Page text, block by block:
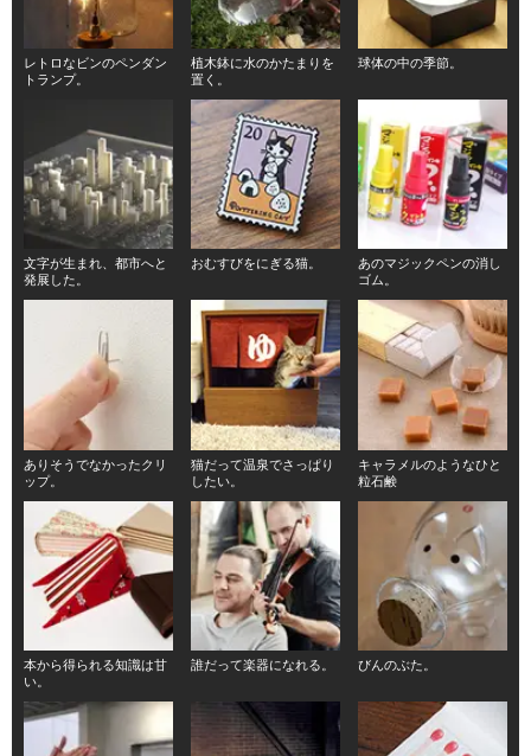
レトロなビンのペンダン
トランプ。
植木鉢に水のかたまりを
置く。
球体の中の季節。
文字が生まれ、都市へと
発展した。
おむすびをにぎる猫。
あのマジックペンの消し
ゴム。
ありそうでなかったクリ
ップ。
猫だって温泉でさっぱり
したい。
キャラメルのようなひと
粒石鹸
本から得られる知識は甘
い。
誰だって楽器になれる。 びんのぶた。